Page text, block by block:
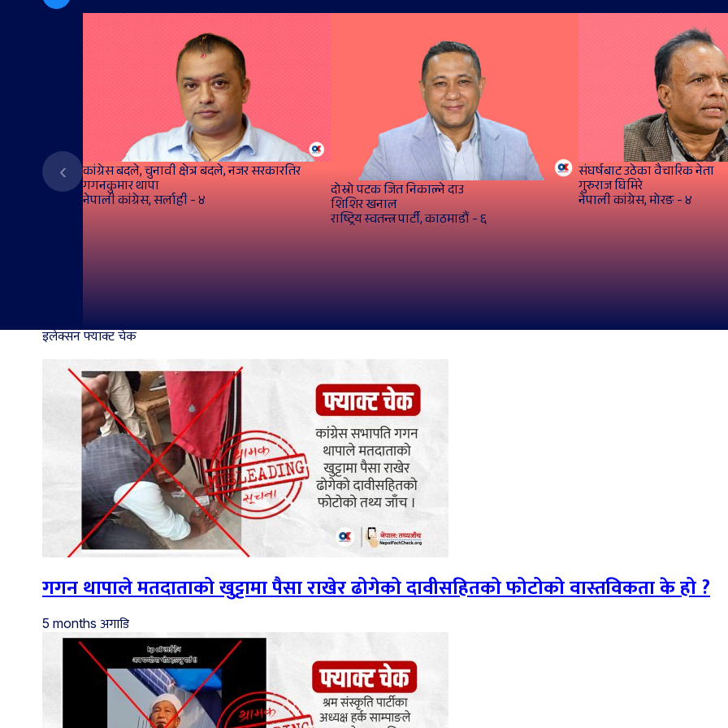
‹ कांग्रेस बदले, चुनावी क्षेत्र बदले, नजर सरकारतिर
गगनकुमार थापा
नेपाली कांग्रेस, सर्लाही - ४ दोस्रो पटक जित निकाल्ने दाउ
शिशिर खनाल
राष्ट्रिय स्वतन्त्र पार्टी, काठमाडौं - ६
संघर्षबाट उठेका वैचारिक नेता
गुरुराज घिमिरे
नेपाली कांग्रेस, मोरङ - ४
इलेक्सन फ्याक्ट चेक
गगन थापाले मतदाताको खुट्टामा पैसा राखेर ढोगेको दावीसहितको फोटोको वास्तविकता के हो ?
5 months अगाडि